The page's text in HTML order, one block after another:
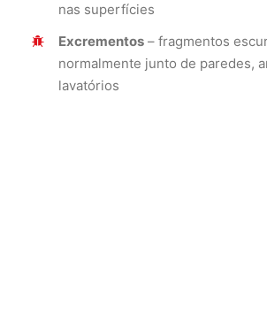
nas superfícies
Excrementos – fragmentos
normalmente junto de paredes,
lavatórios